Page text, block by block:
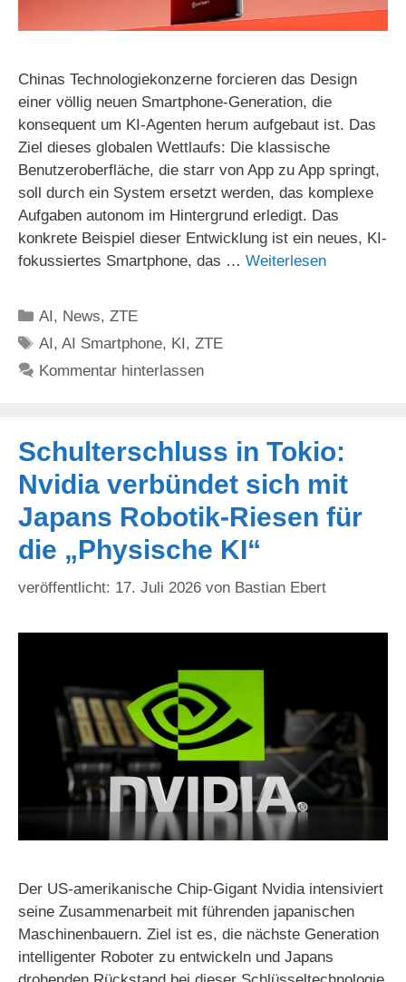
Chinas Technologiekonzerne forcieren das Design
einer völlig neuen Smartphone-Generation, die
konsequent um KI-Agenten herum aufgebaut ist. Das
Ziel dieses globalen Wettlaufs: Die klassische
Benutzeroberfläche, die starr von App zu App springt,
soll durch ein System ersetzt werden, das komplexe
Aufgaben autonom im Hintergrund erledigt. Das
konkrete Beispiel dieser Entwicklung ist ein neues, KI-
fokussiertes Smartphone, das … Weiterlesen
Kategorien
AI, News,ZTE
Schlagwörter
AI,AI Smartphone, KI,ZTE
Kommentar hinterlassen
Schulterschluss in Tokio:
Nvidia verbündet sich mit
Japans Robotik-Riesen für
die „Physische KI“
17. Juli 2026 von Bastian Ebert
Der US-amerikanische Chip-Gigant Nvidia intensiviert
seine Zusammenarbeit mit führenden japanischen
Maschinenbauern. Ziel ist es, die nächste Generation
intelligenter Roboter zu entwickeln und Japans